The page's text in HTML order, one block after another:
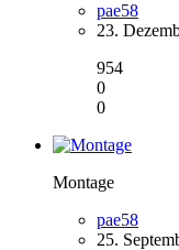
pae58
23.
954
0
0
Montage
pae58
25.